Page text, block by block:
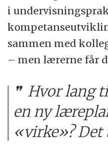
i
sammen med
– men lærerne får
Hvor lang
en ny
«virke»? Det